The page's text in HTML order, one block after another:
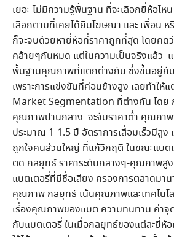
เยอะ ไม่มีความรู้พื้นฐาน ที่จะเลือกยี่ห้อไ
เลือกตามที่เคยได้ยินโฆษณา และ เพื่อน
ก็จะจบด้วยหายี่ห้อที่ราคาถูกที่สุด โดยคิด
คล้ายๆกันหมด แต่ในความเป็นจริงแล้ว
พื้นฐานคุณภาพที่แตกต่างกัน ซึ่งขึ้นอยู่กับ
เพราะการแข่งขันที่ค่อนข้างสูง เลยทำให้
Market Segmentation ที่ต่างกัน โดย
คุณภาพปานกลาง จะจับราคาต่ำ คุณภาพ
ประมาณ 1-1.5 ปี อัตราการเสื่อมเร็วมีสูง
ถูกใจคนส่วนใหญ่ ที่แก้วิกฤติ ในขณะแบต
ติด กลยุทธ์ ราคาระดับกลางๆ-คุณภาพสู
แบตเตอรี่ที่มีชื่อเสียง ครองการตลาดมา
คุณภาพ กลยุทธ์ เน้นคุณภาพและเทคโนโ
เรื่องคุณภาพของแบต ความทนทาน ค่าจุ
กับแบตเตอรี่ ในเมื่อกลยุทธ์ของแต่ละยี่ห้